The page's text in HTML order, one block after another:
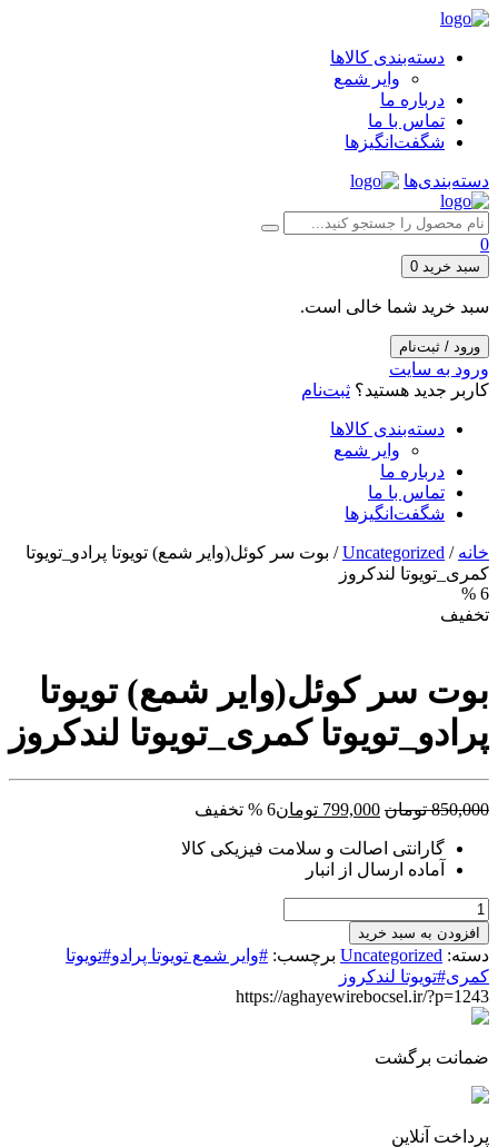
دسته‌بندی کالاها
وایر شمع
درباره ما
تماس با ما
شگفت‌انگیزها
دسته‌بندی‌ها
0
سبد خرید 0
سبد خرید شما خالی است.
ورود / ثبت‌نام
ورود به سایت
کاربر جدید هستید؟ ثبت‌نام
دسته‌بندی کالاها
وایر شمع
درباره ما
تماس با ما
شگفت‌انگیزها
خانه /
Uncategorized/ بوت سر کوئل(وایر شمع) تویوتا پرادو_تویوتا
کمری_تویوتا لندکروز
6 %
تخفیف
بوت سر کوئل(وایر شمع) تویوتا
پرادو_تویوتا کمری_تویوتا لندکروز
850,000 تومان قیمت
850,000 تومان
بود.
799,000 تومان6 % تخفیف
799,000 تومان.گارانتی اصالت و سلامت فیزیکی کالا
آماده ارسال از انبار
بوت
سر
کوئل(وایر
شمع)
تویوتا
پرادو_تویوتا
لندکروز
افزودن به سبد خرید
دسته: Uncategorized برچسب: #وایر شمع تویوتا پرادو#تویوتا
کمری#تویوتا لندکروز
https://aghayewirebocsel.ir/?p=1243
ضمانت برگشت
پرداخت آنلاین